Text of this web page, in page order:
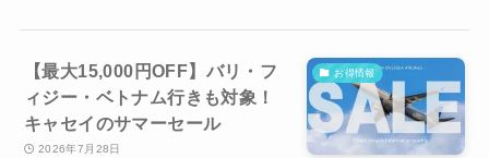
お得情報
【最大15,000円OFF】バリ・フ
ィジー・ベトナム行きも対象！
キャセイのサマーセール
2026年7月28日